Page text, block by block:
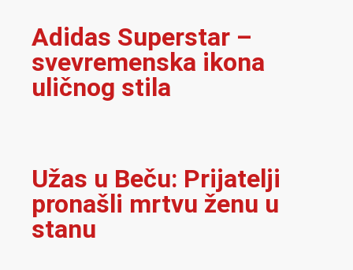
Adidas Superstar –
svevremenska ikona
uličnog stila
Užas u Beču: Prijatelji
pronašli mrtvu ženu u
stanu